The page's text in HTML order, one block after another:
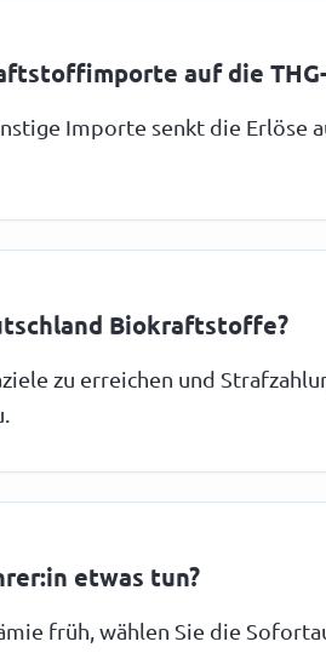
auf die THG-
Importe senkt die Erlöse
Biokraftstoffe?
zu erreichen und
etwas tun?
früh, wählen Sie die